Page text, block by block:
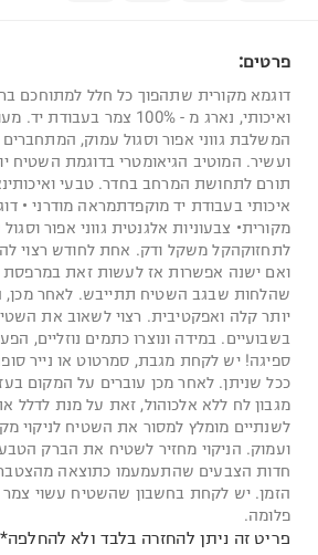
פרטים:
דוגמא מקורית שתהפוך כל חלל למתוחכם
ואיכותי, נארג מ - 100% צמר
המשלבת גווני אפור וסגול עמוק,
ועשיר. המוטיב הגיאומטרי בדוגמת השטיח
איכותי בעבודת יד מוקפדתמראה מודרני •
מקורית• צבעוניות אלגנטית גווני אפור
לתחזוקהקל משקל ודק. אחת לחודש רצוי
ואם ישנה אפשרות אז לעשות זאת
שהלחות שבגב השטיח תתייבש. לאחר
יותר קלה ואפקטיבית. רצוי לשאוב את
בשבועיים. במידה ונוצרו כתמים נוזליים,
ספיגה! יש לקחת מגבת, סמרטוט או נייר
ככל שניתן. לאחר מכן עוברים על המקום
מגבון לח ללא אלכוהול, זאת על מנת לדלל
לשנתיים מומלץ למסור את השטיח לניקוי
ועמוק. הניקוי מחזיר לשטיח את הברק
חדות הצבעים שהתעמעמו כתוצאה
הזמן. יש לקחת בחשבון שהשטיח עשוי צמר
פלומה.
פריט זה ניתן להחזרה בלבד ולא להחלפה*